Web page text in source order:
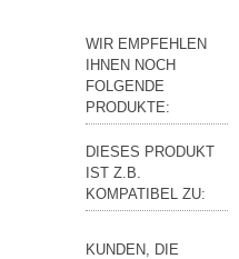
WIR EMPFEHLEN
IHNEN NOCH
FOLGENDE
PRODUKTE:
DIESES PRODUKT
IST Z.B.
KOMPATIBEL ZU:
KUNDEN, DIE